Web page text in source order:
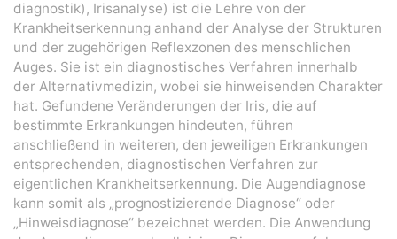
diagnostik), Irisanalyse) ist die Lehre von der
Krankheitserkennung anhand der Analyse der Strukturen
und der zugehörigen Reflexzonen des menschlichen
Auges. Sie ist ein diagnostisches Verfahren innerhalb
der Alternativmedizin, wobei sie hinweisenden Charakter
hat. Gefundene Veränderungen der Iris, die auf
bestimmte Erkrankungen hindeuten, führen
anschließend in weiteren, den jeweiligen Erkrankungen
entsprechenden, diagnostischen Verfahren zur
eigentlichen Krankheitserkennung. Die Augendiagnose
kann somit als „prognostizierende Diagnose“ oder
„Hinweisdiagnose“ bezeichnet werden. Die Anwendung